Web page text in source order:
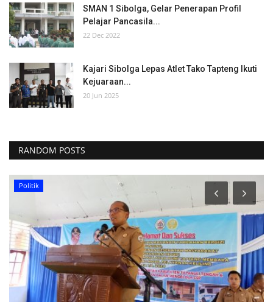
SMAN 1 Sibolga, Gelar Penerapan Profil
Pelajar Pancasila...
22 Dec 2022
Kajari Sibolga Lepas Atlet Tako Tapteng Ikuti
Kejuaraan...
20 Jun 2025
RANDOM POSTS
Politik